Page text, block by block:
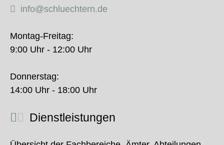
info@schluechtern.de
Montag-Freitag:
9:00 Uhr - 12:00 Uhr
Donnerstag:
14:00 Uhr - 18:00 Uhr
Dienstleistungen